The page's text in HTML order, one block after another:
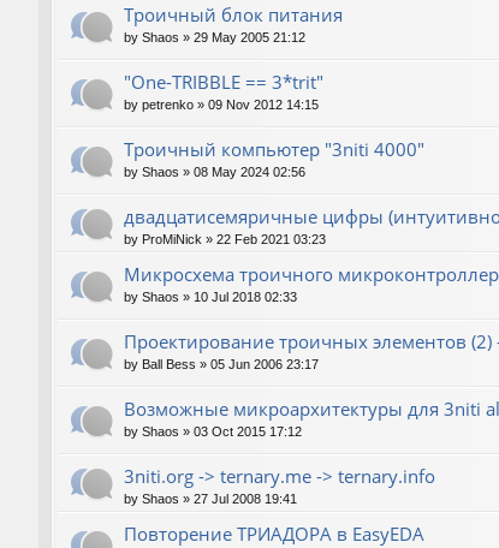
Троичный блок питания
by Shaos » 29 May 2005 21:12
"One-TRIBBLE == 3*trit"
by petrenko » 09 Nov 2012 14:15
Троичный компьютер "3niti 4000"
by Shaos » 08 May 2024 02:56
двадцатисемяричные цифры
by ProMiNick » 22 Feb 2021 03:23
Микросхема троичного
by Shaos » 10 Jul 2018 02:33
Проектирование троичных элементов (2)
by Ball Bess » 05 Jun 2006 23:17
Возможные микроархитектуры для 3niti
by Shaos » 03 Oct 2015 17:12
3niti.org -> ternary.me -> ternary.info
by Shaos » 27 Jul 2008 19:41
Повторение ТРИАДОРА в EasyEDA